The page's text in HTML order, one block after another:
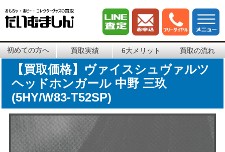
初めての方へ 買取実績 6大メリット 買取の流れ
【買取価格】ヴァイスシュヴァルツ
ヘッドホンガール 中野 三玖
(5HY/W83-T52SP)